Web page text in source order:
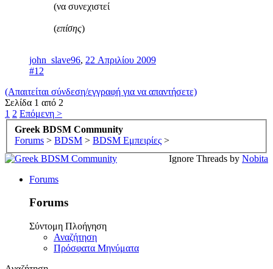
(να συνεχιστεί
(επίσης)
john_slave96, 22 Απριλίου 2009
#12
(Απαιτείται σύνδεση/εγγραφή για να απαντήσετε)
Σελίδα 1 από 2
1 2 Επόμενη >
Greek BDSM Community
Forums > BDSM > BDSM Εμπειρίες >
Ignore Threads by Nobita
Forums
Forums
Σύντομη Πλοήγηση
Αναζήτηση
Πρόσφατα Μηνύματα